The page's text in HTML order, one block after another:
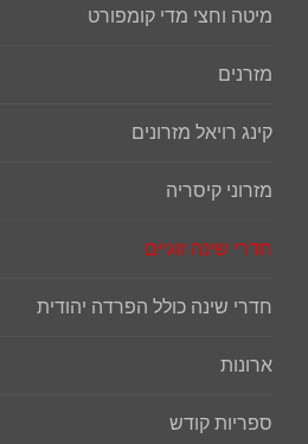
מיטה וחצי מדי קומפורט
מזרנים
קינג רויאל מזרונים
מזרוני קיסריה
חדרי שינה זוגיים
חדרי שינה כולל הפרדה יהודית
ארונות
ספריות קודש